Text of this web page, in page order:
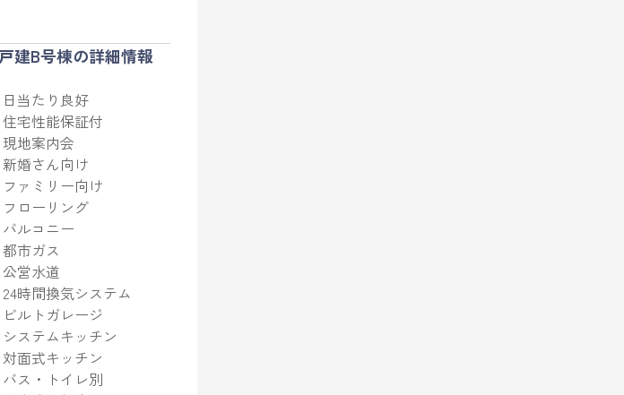
建B号棟の詳細情報
日当たり良好
住宅性能保証付
現地案内会
新婚さん向け
ファミリー向け
フローリング
バルコニー
都市ガス
公営水道
24時間換気システム
ビルトガレージ
システムキッチン
対面式キッチン
バス・トイレ別